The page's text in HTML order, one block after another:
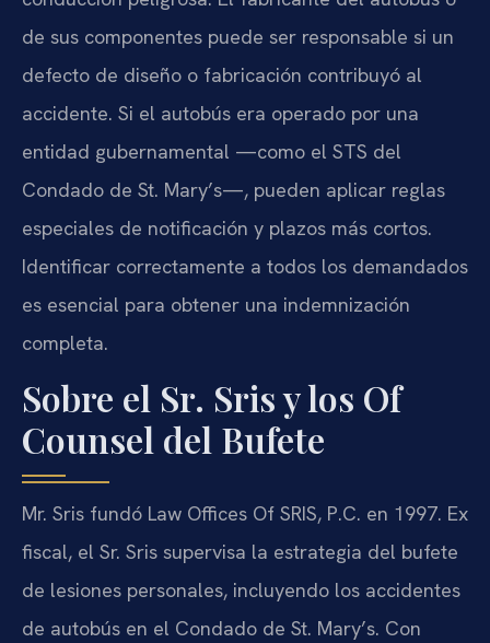
de sus componentes puede ser responsable si un
defecto de diseño o fabricación contribuyó al
accidente. Si el autobús era operado por una
entidad gubernamental —como el STS del
Condado de St. Mary’s—, pueden aplicar reglas
especiales de notificación y plazos más cortos.
Identificar correctamente a todos los demandados
es esencial para obtener una indemnización
completa.
Sobre el Sr. Sris y los Of
Counsel del Bufete
Mr. Sris fundó Law Offices Of SRIS, P.C. en 1997. Ex
fiscal, el Sr. Sris supervisa la estrategia del bufete
de lesiones personales, incluyendo los accidentes
de autobús en el Condado de St. Mary’s. Con